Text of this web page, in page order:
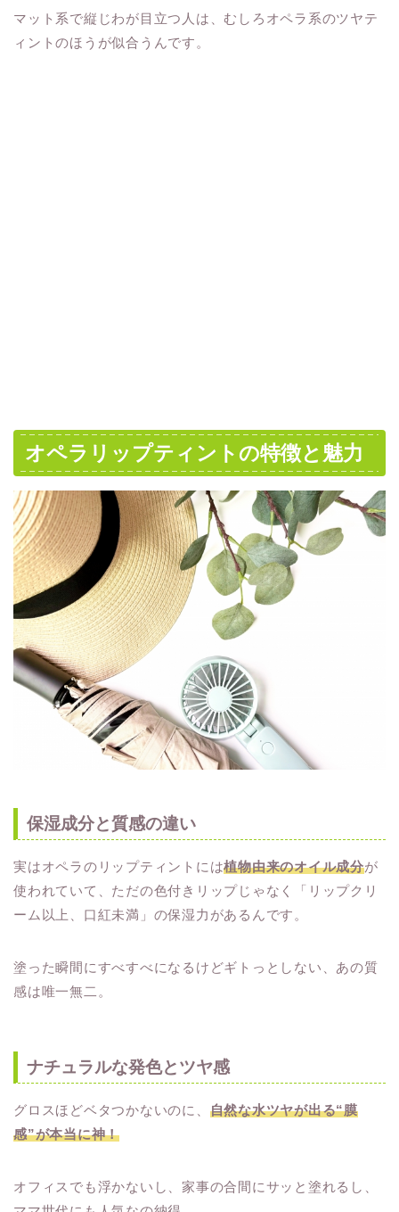
マット系で縦じわが目立つ人は、むしろオペラ系のツヤテ
ィントのほうが似合うんです。
オペラリップティントの特徴と魅力
保湿成分と質感の違い
実はオペラのリップティントには植物由来のオイル成分が
使われていて、ただの色付きリップじゃなく「リップクリ
ーム以上、口紅未満」の保湿力があるんです。
塗った瞬間にすべすべになるけどギトっとしない、あの質
感は唯一無二。
ナチュラルな発色とツヤ感
グロスほどベタつかないのに、 自然な水ツヤが出る“膜
感”が本当に神！
オフィスでも浮かないし、家事の合間にサッと塗れるし、